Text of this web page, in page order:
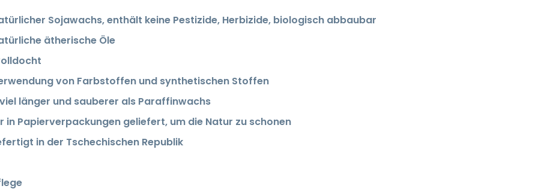
Sojawachs, enthält keine Pestizide, Herbizide, biologisch abbaubar
ätherische Öle
von Farbstoffen und synthetischen Stoffen
länger und sauberer als Paraffinwachs
in Papierverpackungen geliefert, um die Natur zu schonen
in der Tschechischen Republik